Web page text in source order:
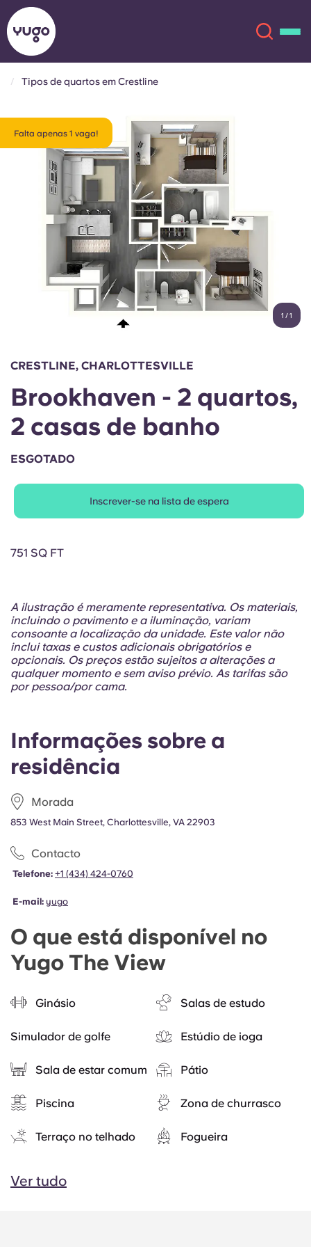
Localizações
Mais
Conta Língua
Chinese
Español
Portuguese
Selecione um país
Reservar agora
English (US)
Chinese Español
Català Deutsch
Italian French
Portuguese
Tipos de quartos em Crestline
Falta apenas 1 vaga!
1 /1
Informações sobre a
residência
Morada
853 West Main Street, Charlottesville, VA 22903
Contacto
Telefone: +1 (434) 424-0760
E-mail: yugo
O que está disponível no
Yugo The View
Ginásio Salas de estudo
Simulador de golfe Estúdio de ioga
Sala de estar comum Pátio
Piscina Zona de churrasco
Terraço no telhado Fogueira
Ver tudo
CRESTLINE, CHARLOTTESVILLE
Brookhaven - 2 quartos,
2 casas de banho
ESGOTADO
Inscrever-se na lista de espera
751 SQ FT
A ilustração é meramente representativa. Os materiais,
incluindo o pavimento e a iluminação, variam
consoante a localização da unidade. Este valor não
inclui taxas e custos adicionais obrigatórios e
opcionais. Os preços estão sujeitos a alterações a
qualquer momento e sem aviso prévio. As tarifas são
por pessoa/por cama.